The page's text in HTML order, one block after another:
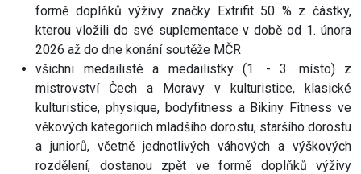
formě doplňků výživy značky Extrifit 50 % z částky,
kterou vložili do své suplementace v době od 1. února
2026 až do dne konání soutěže MČR
všichni medailisté a medailistky (1. - 3. místo) z
mistrovství Čech a Moravy v kulturistice, klasické
kulturistice, physique, bodyfitness a Bikiny Fitness ve
věkových kategoriích mladšího dorostu, staršího dorostu
a juniorů, včetně jednotlivých váhových a výškových
rozdělení, dostanou zpět ve formě doplňků výživy